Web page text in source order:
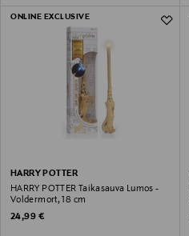
ONLINE EXCLUSIVE
HARRY POTTER
HARRY POTTER Taikasauva Lumos -
Voldermort, 18 cm
Original Price
24,99 €